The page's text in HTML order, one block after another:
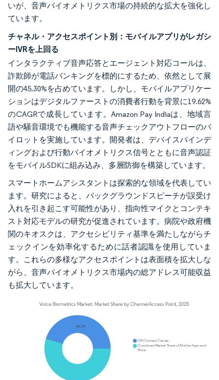
いが、音声バイオメトリクス市場の持続的な拡大を強化し
ています。
チャネル・アクセスポイント別：モバイルアプリがレガシ
ーIVRを上回る
インタラクティブ音声応答とエージェント対応コールは、
詐欺師が電話バンキングを標的にするため、依然として展
開の45.30%を占めています。しかし、モバイルアプリケー
ションはデジタルファーストの消費者行動を背景に19.62%
のCAGRで成長しています。Amazon Pay Indiaは、地域言
語や騒音環境でも機能する音声チェックアウトフローのパ
イロットを実施しています。開発者は、デバイスバインデ
ィングおよび行動バイオメトリクス信号とともに音声認証
をモバイルSDKに組み込み、多層防御を構築しています。
スマートホームアシスタントは探索的な領域を代表してい
ます。研究によると、バックグラウンドスピーチが誤受け
入れを引き起こす可能性があり、指向性マイクとコンテキ
スト対応モデルの研究が促進されています。病院や政府機
関のキオスクは、アクセシビリティ基準を満たしながらチ
ェックインを効率化するために話者認識を使用していま
す。これらの多様なアクセスポイントは表面積を拡大しな
がら、音声バイオメトリクス市場内の総アドレス可能収益
も拡大しています。